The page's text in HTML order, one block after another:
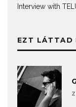
Interview with
EZT LÁTTAD